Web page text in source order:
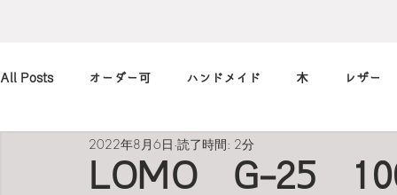
All Posts オーダー可 ハンドメイド 木 レザー
カメラ 本 筆記用具
LOMO G-25
2022年8月6日 読了時間: 2分